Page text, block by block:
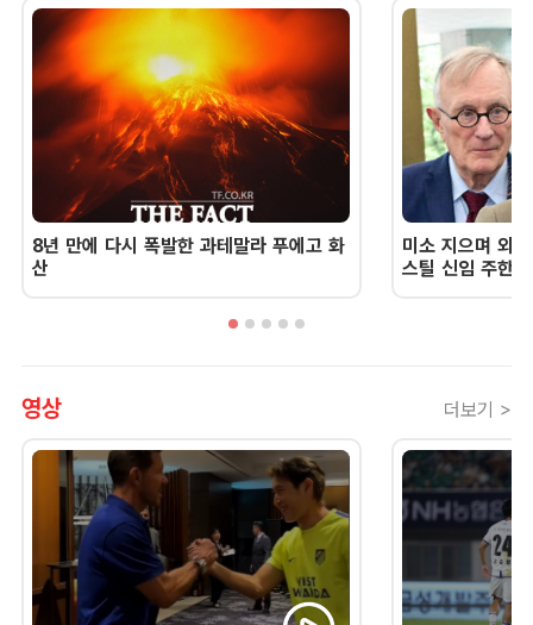
8년 만에 다시 폭발한 과테말라 푸에고 화
산
미소 지으며 외
스틸 신임 주한
영상 더보기 >